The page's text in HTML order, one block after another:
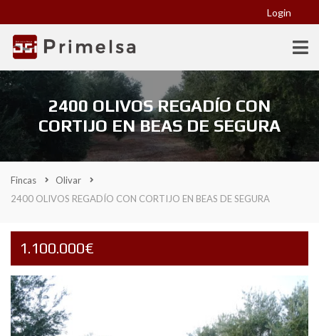
Login
2400 OLIVOS REGADÍO CON
CORTIJO EN BEAS DE SEGURA
Fincas
Olivar
2400 OLIVOS REGADÍO CON CORTIJO EN BEAS DE SEGURA
1.100.000€